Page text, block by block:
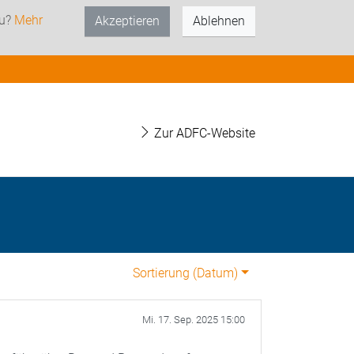
Mehr Akzeptieren Ablehnen
Zur ADFC-Website
Sortierung (Datum)
Mi. 17. Sep. 2025 15:00